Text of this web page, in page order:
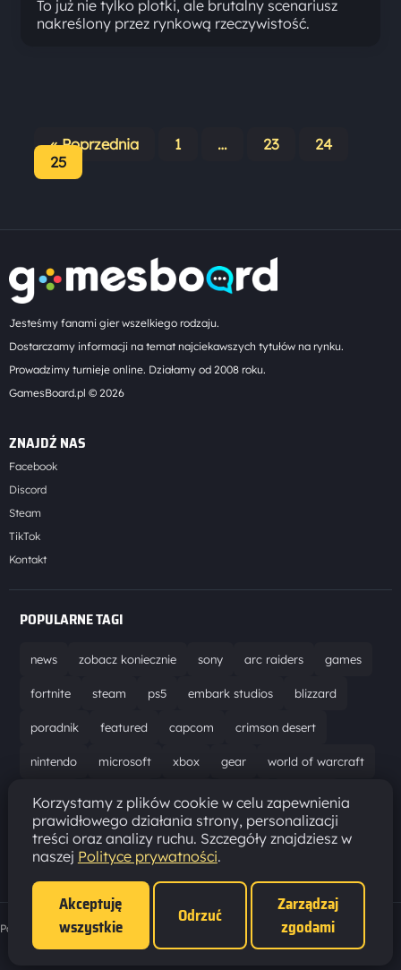
To już nie tylko plotki, ale brutalny scenariusz
nakreślony przez rynkową rzeczywistość.
« Poprzednia 1 … 23
24
25
Jesteśmy fanami gier wszelkiego rodzaju.
Dostarczamy informacji na temat najciekawszych tytułów na rynku.
Prowadzimy turnieje online. Działamy od 2008 roku.
GamesBoard.pl © 2026
ZNAJDŹ NAS
Facebook
Discord
Steam
TikTok
Kontakt
POPULARNE TAGI
news zobacz koniecznie sony arc raiders games
fortnite steam ps5 embark studios blizzard
poradnik featured capcom crimson desert
nintendo microsoft xbox gear world of warcraft
solucja marathon ubisoft bungie recenzja
resident evil requiem gaming aktualizacja pc
epic games hytale
Polityka prywatności ·
Korzystamy z plików cookie w celu zapewnienia
prawidłowego działania strony, personalizacji
treści oraz analizy ruchu. Szczegóły znajdziesz w
naszej Polityce prywatności.
Akceptuję
wszystkie
Odrzuć
Zarządzaj
zgodami